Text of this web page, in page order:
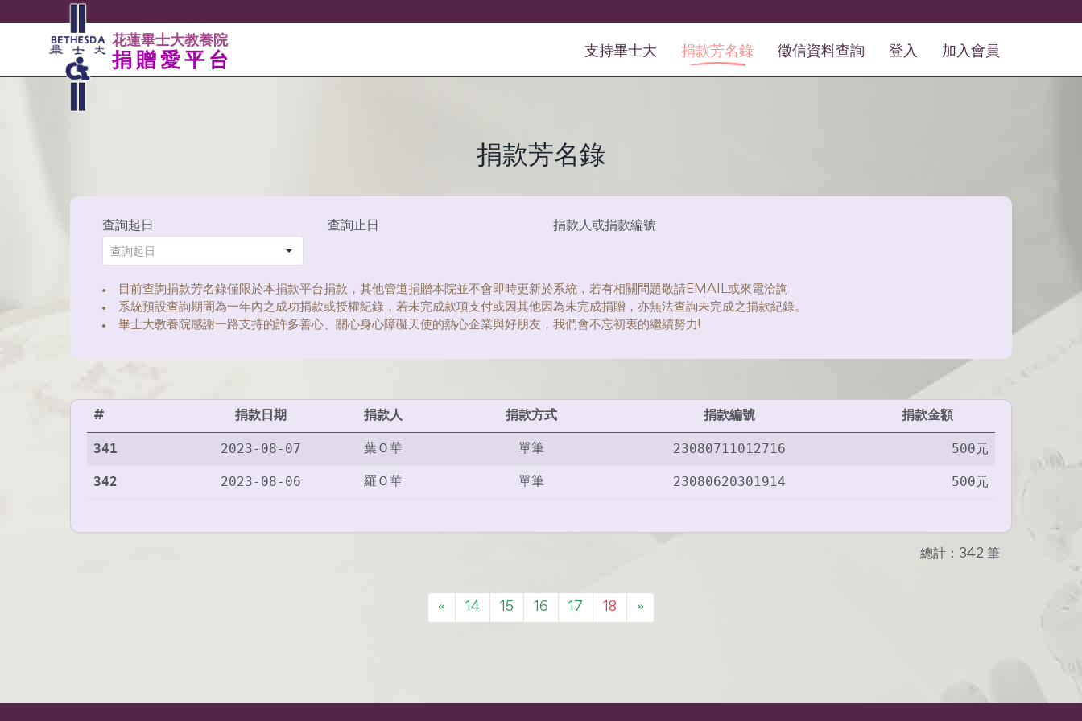
花蓮畢士大教養院
捐贈愛平台
支持畢士大 捐款芳名錄 徵信資料查詢 登入 加入會員
捐款芳名錄
查詢起日 查詢止日 捐款人或捐款編號
目前查詢捐款芳名錄僅限於本捐款平台捐款，其他管道捐贈本院並不會即時更新於系統，若有相關問題敬請EMAIL或來電洽詢
系統預設查詢期間為一年內之成功捐款或授權紀錄，若未完成款項支付或因其他因為未完成捐贈，亦無法查詢未完成之捐款紀錄。
畢士大教養院感謝一路支持的許多善心、關心身心障礙天使的熱心企業與好朋友，我們會不忘初衷的繼續努力!
# 捐款日期 捐款人 捐款方式 捐款編號 捐款金額
341 2023-08-07 葉Ｏ華 單筆 23080711012716 500元
342 2023-08-06 羅Ｏ華 單筆 23080620301914 500元
總計：342 筆
« 14 15 16 17 18 »